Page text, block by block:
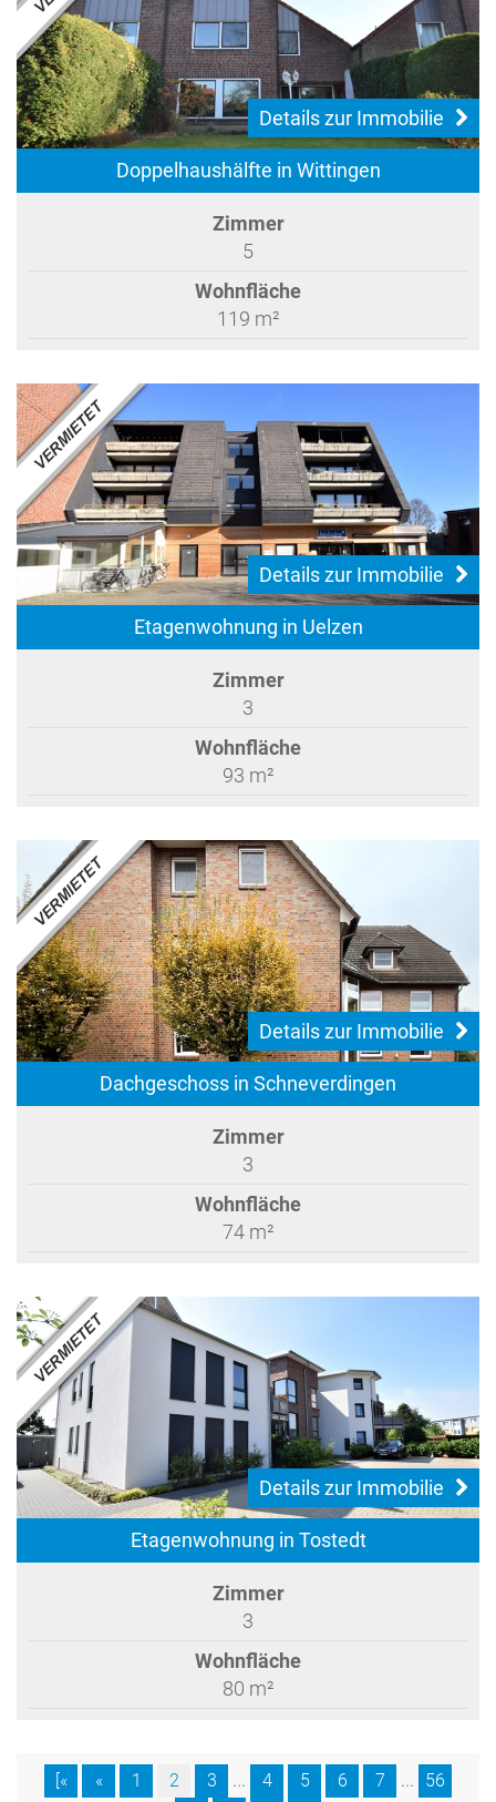
Details zur Immobilie
Doppelhaushälfte in Wittingen
Zimmer
5
Wohnfläche
119 m²
Details zur Immobilie
Etagenwohnung in Uelzen
Zimmer
3
Wohnfläche
93 m²
Details zur Immobilie
Dachgeschoss in Schneverdingen
Zimmer
3
Wohnfläche
74 m²
Details zur Immobilie
Etagenwohnung in Tostedt
Zimmer
3
Wohnfläche
80 m²
[« « 1 2 3 ... 4 5 6 7 ...
56